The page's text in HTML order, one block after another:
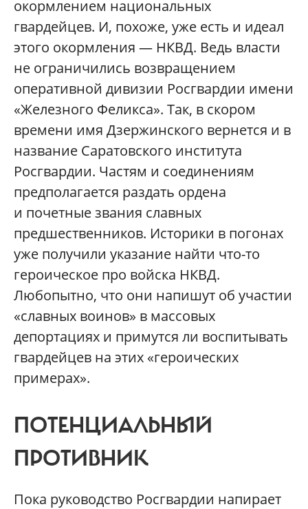
окормлением национальных
гвардейцев. И, похоже, уже есть и идеал
этого окормления — НКВД. Ведь власти
не ограничились возвращением
оперативной дивизии Росгвардии имени
«Железного Феликса». Так, в скором
времени имя Дзержинского вернется и в
название Саратовского института
Росгвардии. Частям и соединениям
предполагается раздать ордена
и почетные звания славных
предшественников. Историки в погонах
уже получили указание найти что-то
героическое про войска НКВД.
Любопытно, что они напишут об участии
«славных воинов» в массовых
депортациях и примутся ли воспитывать
гвардейцев на этих «героических
примерах».
ПОТЕНЦИАЛЬНЫЙ
ПРОТИВНИК
Пока руководство Росгвардии напирает